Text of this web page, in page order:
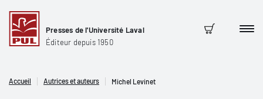
Presses de l'Université Laval
Éditeur depuis 1950
Panier
Accueil Autrices et auteurs Michel Levinet